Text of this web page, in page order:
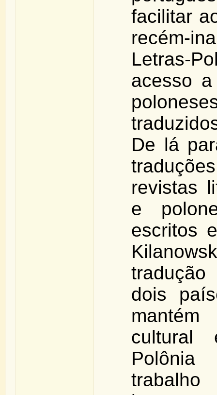
facilitar
recém-
Letras-
acesso
De lá
revistas
e
escritos
dois
cultural